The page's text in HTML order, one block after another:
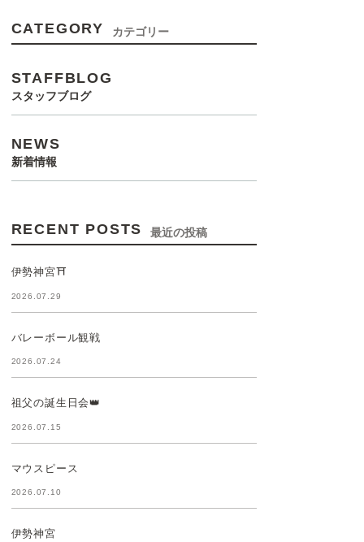
CATEGORY カテゴリー
STAFFBLOG
スタッフブログ
NEWS
新着情報
RECENT POSTS 最近の投稿
伊勢神宮⛩️
2026.07.29
バレーボール観戦
2026.07.24
祖父の誕生日会👑
2026.07.15
マウスピース
2026.07.10
伊勢神宮